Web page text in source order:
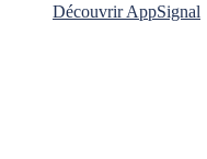
Découvrir AppSignal